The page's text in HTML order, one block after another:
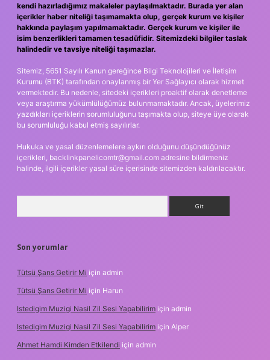
kendi hazırladığımız makaleler paylaşılmaktadır. Burada yer alan
içerikler haber niteliği taşımamakta olup, gerçek kurum ve kişiler
hakkında paylaşım yapılmamaktadır. Gerçek kurum ve kişiler ile
isim benzerlikleri tamamen tesadüfidir. Sitemizdeki bilgiler taslak
halindedir ve tavsiye niteliği taşımazlar.
Sitemiz, 5651 Sayılı Kanun gereğince Bilgi Teknolojileri ve İletişim
Kurumu (BTK) tarafından onaylanmış bir Yer Sağlayıcı olarak hizmet
vermektedir. Bu nedenle, sitedeki içerikleri proaktif olarak denetleme
veya araştırma yükümlülüğümüz bulunmamaktadır. Ancak, üyelerimiz
yazdıkları içeriklerin sorumluluğunu taşımakta olup, siteye üye olarak
bu sorumluluğu kabul etmiş sayılırlar.
Hukuka ve yasal düzenlemelere aykırı olduğunu düşündüğünüz
içerikleri, backlinkpanelicomtr@gmail.com adresine bildirmeniz
halinde, ilgili içerikler yasal süre içerisinde sitemizden kaldırılacaktır.
Son yorumlar
Tütsü Şans Getirir Mi için admin
Tütsü Şans Getirir Mi için Harun
Istedigim Muzigi Nasil Zil Sesi Yapabilirim için admin
Istedigim Muzigi Nasil Zil Sesi Yapabilirim için Alper
Ahmet Hamdi Kimden Etkilendi için admin